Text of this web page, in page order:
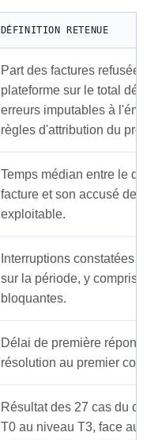
DÉFINITION RETENUE
Part des factures refusées
plateforme sur le total
erreurs imputables à
règles d'attribution du
Temps médian entre le
facture et son accusé de
exploitable.
Interruptions constatées
sur la période, y compris les
bloquantes.
Délai de première réponse
résolution au premier
Résultat des 27 cas du
T0 au niveau T3, face aux